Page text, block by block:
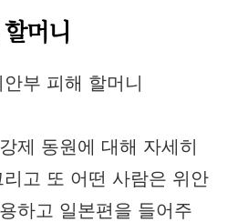
머니
부 피해 할머니
제 동원에 대해 자세히
고 또 어떤 사람은 위안
하고 일본편을 들어주